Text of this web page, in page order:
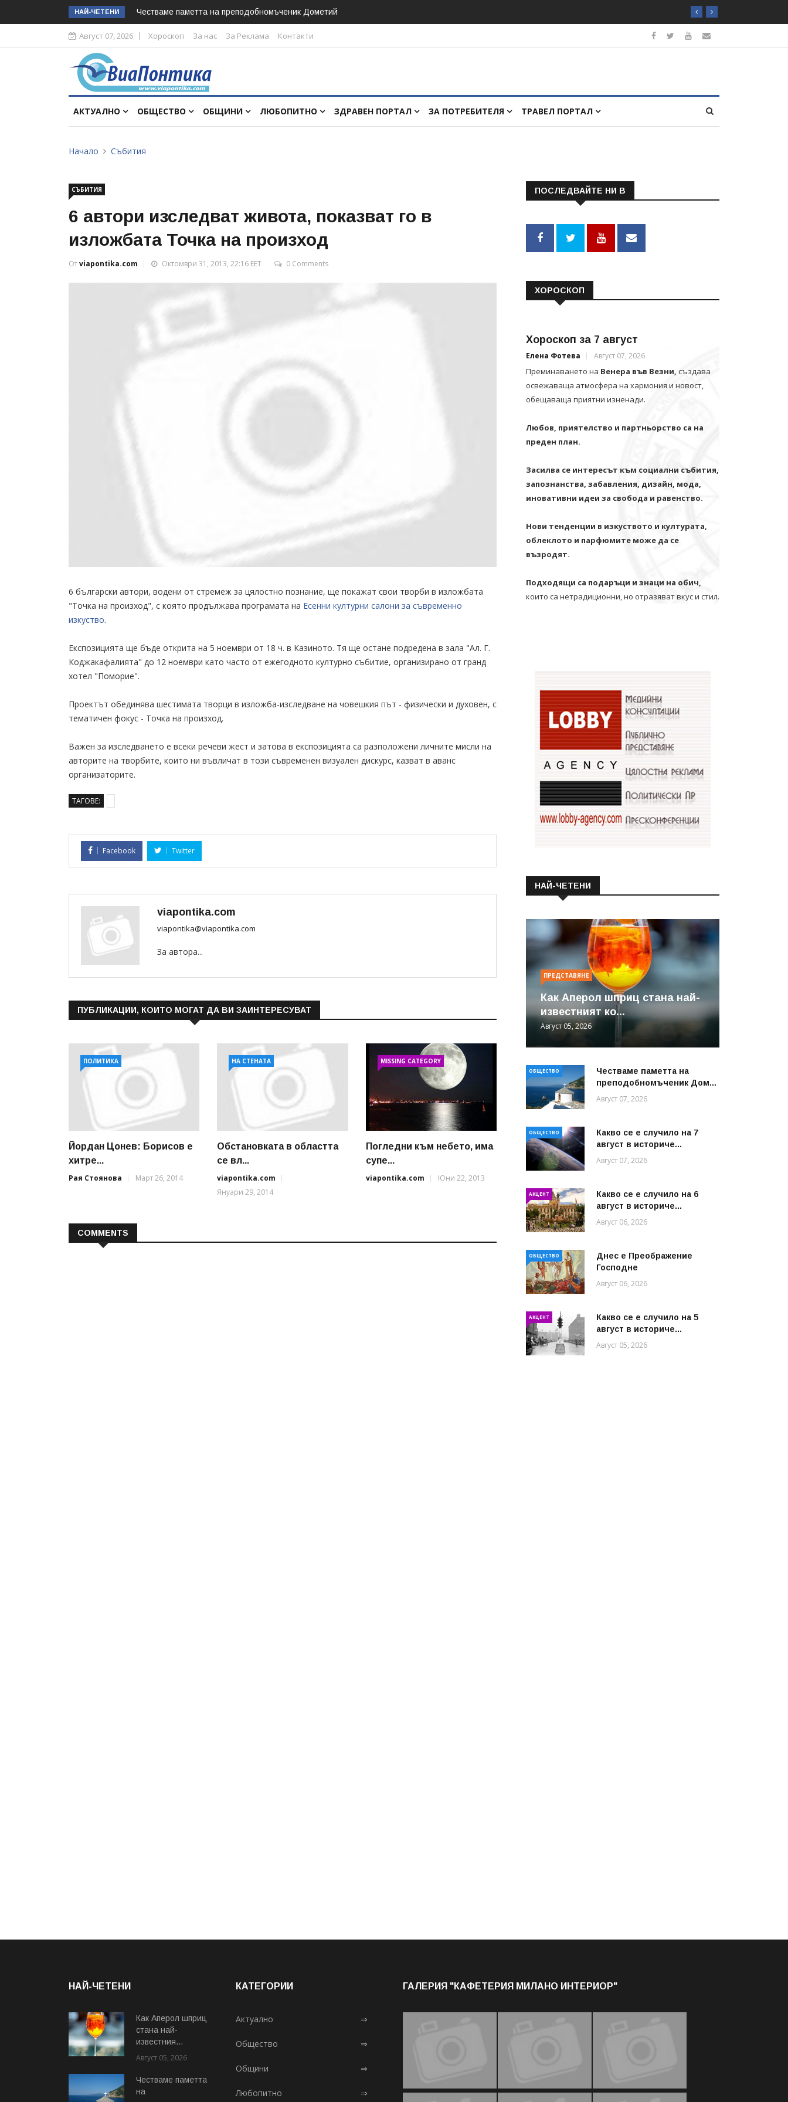
НАЙ-ЧЕТЕНИ Честваме паметта на преподобномъченик Дометий
Август 07, 2026 Хороскоп За нас За Реклама Контакти
АКТУАЛНО ОБЩЕСТВО ОБЩИНИ ЛЮБОПИТНО ЗДРАВЕН ПОРТАЛ ЗА ПОТРЕБИТЕЛЯ ТРАВЕЛ ПОРТАЛ
Начало Събития
СЪБИТИЯ
6 автори изследват живота, показват го в
изложбата Точка на произход
Отviapontika.com Октомври 31, 2013, 22:16 EET 0 Comments
6 български автори, водени от стремеж за цялостно познание, ще покажат свои творби в изложбата
"Точка на произход", с която продължава програмата на Есенни културни салони за съвременно
изкуство.
Експозицията ще бъде открита на 5 ноември от 18 ч. в Казиното. Тя ще остане подредена в зала "Ал. Г.
Коджакафалията" до 12 ноември като часто от ежегодното културно събитие, организирано от гранд
хотел "Поморие".
Проектът обединява шестимата творци в изложба-изследване на човешкия път - физически и духовен, с
тематичен фокус - Точка на произход.
Важен за изследването е всеки речеви жест и затова в експозицията са разположени личните мисли на
авторите на творбите, които ни въвличат в този съвременен визуален дискурс, казват в аванс
организаторите.
ТАГОВЕ:
Facebook Twitter
viapontika.com
viapontika@viapontika.com
За автора...
ПУБЛИКАЦИИ, КОИТО МОГАТ ДА ВИ ЗАИНТЕРЕСУВАТ
ПОЛИТИКА
Йордан Цонев: Борисов е
хитре...
Рая Стоянова
Март 26, 2014
НА СТЕНАТА
Обстановката в областта
се вл...
viapontika.com
Януари 29, 2014
MISSING CATEGORY
Погледни към небето, има
супе...
viapontika.com
Юни 22, 2013
COMMENTS
ПОСЛЕДВАЙТЕ НИ В
ХОРОСКОП
Хороскоп за 7 август
Елена Фотева Август 07, 2026
Преминаването на Венера във Везни, създава
освежаваща атмосфера на хармония и новост,
обещаваща приятни изненади.
Любов, приятелство и партньорство са на
преден план.
Засилва се интересът към социални събития,
запознанства, забавления, дизайн, мода,
иновативни идеи за свобода и равенство.
Нови тенденции в изкуството и културата,
облеклото и парфюмите може да се
възродят.
Подходящи са подаръци и знаци на обич,
които са нетрадиционни, но отразяват вкус и стил.
НАЙ-ЧЕТЕНИ
ПРЕДСТАВЯНЕ
Как Аперол шприц стана най-
известният ко...
Август 05, 2026
ОБЩЕСТВО
Честваме паметта на
преподобномъченик Дом...
Август 07, 2026
ОБЩЕСТВО
Какво се е случило на 7
август в историче...
Август 07, 2026
АКЦЕНТ
Какво се е случило на 6
август в историче...
Август 06, 2026
ОБЩЕСТВО
Днес е Преображение
Господне
Август 06, 2026
АКЦЕНТ
Какво се е случило на 5
август в историче...
Август 05, 2026
НАЙ-ЧЕТЕНИ
Как Аперол шприц
стана най-
известния...
Август 05, 2026
Честваме паметта
на
КАТЕГОРИИ
Актуално ⇒
Общество ⇒
Общини ⇒
Любопитно ⇒
ГАЛЕРИЯ "КАФЕТЕРИЯ МИЛАНО ИНТЕРИОР"